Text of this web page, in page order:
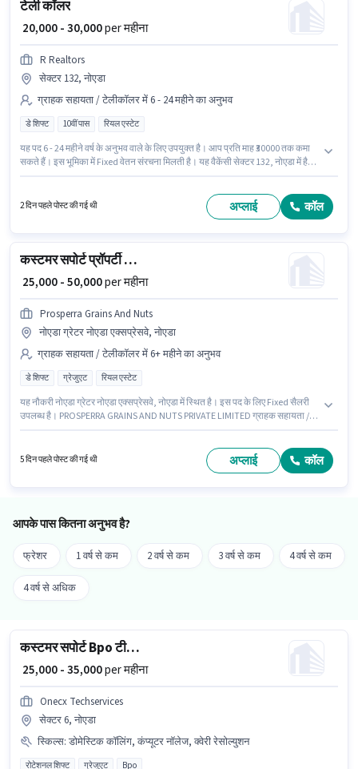
टेली कॉलर
₹ 20,000 - 30,000per महीना
R Realtors
सेक्टर 132, नोएडा
ग्राहक सहायता / टेलीकॉलर में 6 - 24 महीने का अनुभव
डे शिफ्ट 10वीं पास रियल एस्टेट
यह पद 6 - 24 महीने वर्ष के अनुभव वाले के लिए उपयुक्त है। आप प्रति माह ₹30000 तक कमा
सकते हैं। इस भूमिका में Fixed वेतन संरचना मिलती है। यह वैकेंसी सेक्टर 132, नोएडा में है।
जिसमें डे शिफ्ट और 6 days working प्रति सप्ताह है।
2 दिन पहले पोस्ट की गई थी अप्लाई कॉल
कस्टमर सपोर्ट प्रॉपर्टी सेल्स एग्जीक्यूटिव
₹ 25,000 - 50,000per महीना
Prosperra Grains And Nuts
नोएडा ग्रेटर नोएडा एक्सप्रेसवे, नोएडा
ग्राहक सहायता / टेलीकॉलर में 6+ महीने का अनुभव
डे शिफ्ट ग्रेजुएट रियल एस्टेट
यह नौकरी नोएडा ग्रेटर नोएडा एक्सप्रेसवे, नोएडा में स्थित है। इस पद के लिए Fixed सैलरी
उपलब्ध है। PROSPERRA GRAINS AND NUTS PRIVATE LIMITED ग्राहक सहायता /
हैं। इस पद के लिए उम्मीदवार के पास ग्रेजुएट डिग्री/सर्टिफिकेट होना अनिवार्य है। यह एक
फुल टाइम भूमिका है, जिसमें डे शिफ्ट और 6 days working प्रति सप्ताह है।
5 दिन पहले पोस्ट की गई थी अप्लाई कॉल
आपके पास कितना अनुभव है?
फ्रेशर 1 वर्ष से कम 2 वर्ष से कम 3 वर्ष से कम 4 वर्ष से कम
4 वर्ष से अधिक
कस्टमर सपोर्ट Bpo टीम लीडर
₹ 25,000 - 35,000per महीना
Onecx Techservices
सेक्टर 6, नोएडा
स्किल्स: डोमेस्टिक कॉलिंग, कंप्यूटर नॉलेज, क्वेरी रेसोल्युशन
रोटेशनल शिफ्ट ग्रेजुएट Bpo